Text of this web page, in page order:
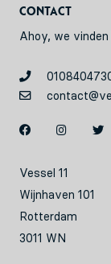
Contact
Ahoy, we
Vessel 11
Wijnhaven 101
Rotterdam
3011 WN